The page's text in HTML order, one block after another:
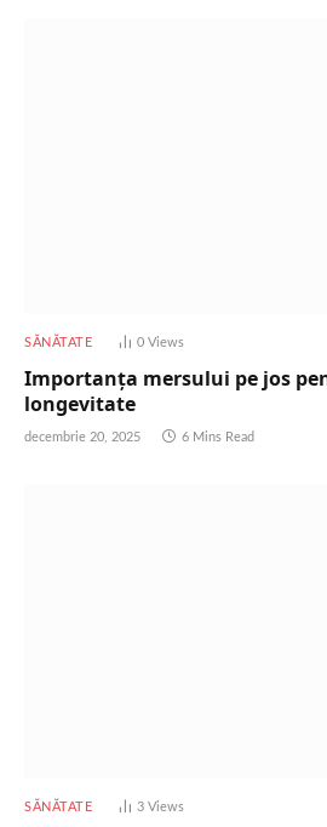
SĂNĂTATE 0Views
Importanța mersului pe jos
longevitate
decembrie 20, 2025 6 Mins Read
SĂNĂTATE 3Views